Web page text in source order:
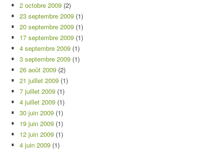
2 octobre 2009 (2)
23 septembre 2009 (1)
20 septembre 2009 (1)
17 septembre 2009 (1)
4 septembre 2009 (1)
3 septembre 2009 (1)
26 août 2009 (2)
21 juillet 2009 (1)
7 juillet 2009 (1)
4 juillet 2009 (1)
30 juin 2009 (1)
19 juin 2009 (1)
12 juin 2009 (1)
4 juin 2009 (1)